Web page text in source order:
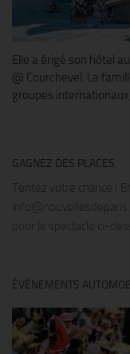
Elle a érigé son hôtel
@ Courchevel. La
groupes
GAGNEZ DES PLACES
Tentez votre chance !
pour le spectacle ci-
ÉVÉNEMENTS